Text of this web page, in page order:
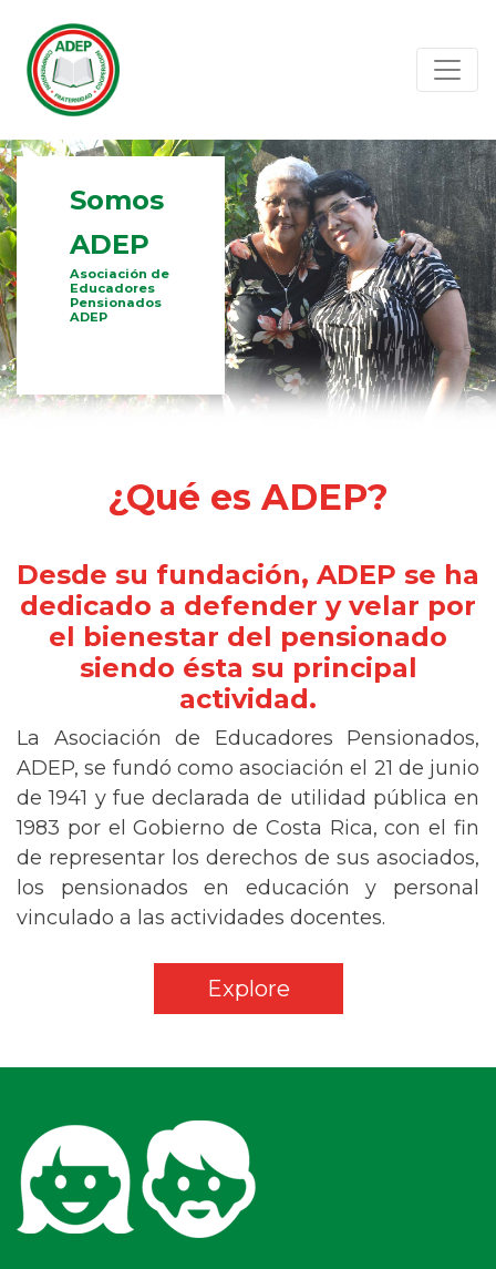
Somos
ADEP
Asociación de
Educadores
Pensionados
ADEP
¿Qué es ADEP?
Desde su fundación, ADEP se ha
dedicado a defender y velar por
el bienestar del pensionado
siendo ésta su principal
actividad.
La Asociación de Educadores Pensionados,
ADEP, se fundó como asociación el 21 de junio
de 1941 y fue declarada de utilidad pública en
1983 por el Gobierno de Costa Rica, con el fin
de representar los derechos de sus asociados,
los pensionados en educación y personal
vinculado a las actividades docentes.
Explore